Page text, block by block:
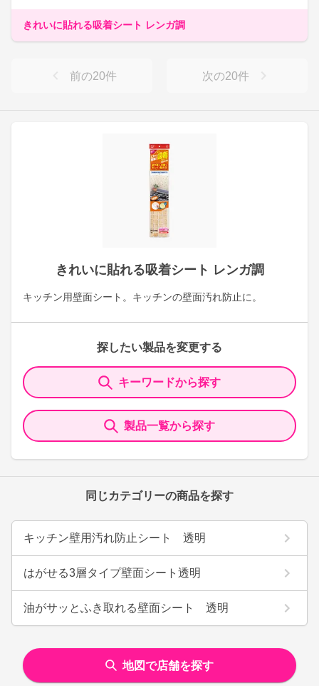
きれいに貼れる吸着シート レンガ調
キッチン用壁面シート。キッチンの壁面汚れ防止に。
探したい製品を変更する
キーワードから探す
製品一覧から探す
同じカテゴリーの商品を探す
キッチン壁用汚れ防止シート 透明
はがせる3層タイプ壁面シート透明
油がサッとふき取れる壁面シート 透明
きれいに貼れる吸着シート レンガ調
前の20件 次の20件
地図で店舗を探す